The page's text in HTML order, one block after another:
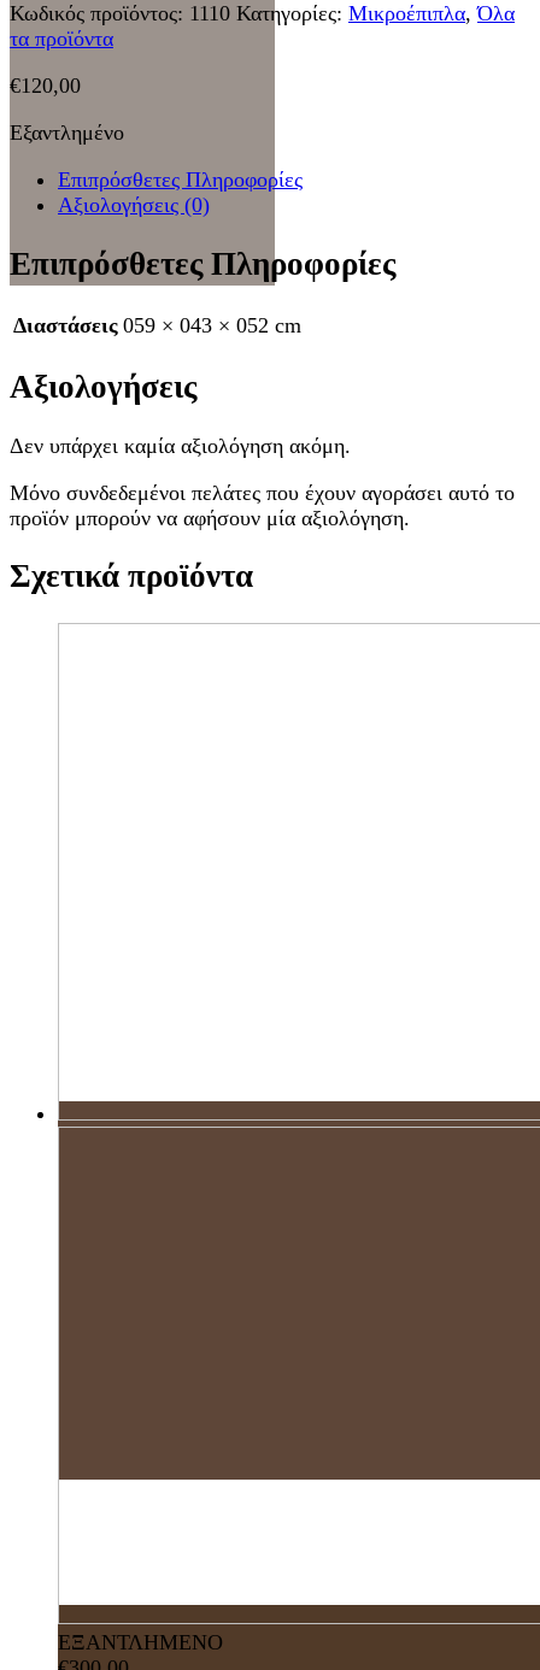
Κωδικός προϊόντος: 1110 Κατηγορίες: Μικροέπιπλα,Όλα
τα προϊόντα
€120,00
Εξαντλημένο
Επιπρόσθετες Πληροφορίες
Αξιολογήσεις (0)
Επιπρόσθετες Πληροφορίες
Διαστάσεις 059 × 043 × 052 cm
Αξιολογήσεις
Δεν υπάρχει καμία αξιολόγηση ακόμη.
Μόνο συνδεδεμένοι πελάτες που έχουν αγοράσει αυτό το
προϊόν μπορούν να αφήσουν μία αξιολόγηση.
Σχετικά προϊόντα
ΕΞΑΝΤΛΗΜΕΝΟ